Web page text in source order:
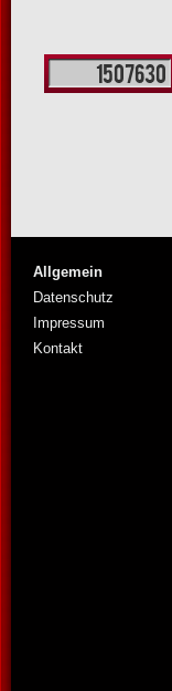
Allgemein
Datenschutz
Impressum
Kontakt